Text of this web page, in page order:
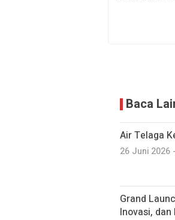
Baca
Air Telaga
26 Juni 2026
Grand
Inovasi,